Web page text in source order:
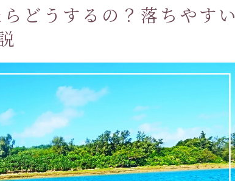
どうするの？落ちやすい